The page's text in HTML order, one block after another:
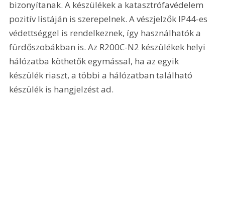
bizonyítanak. A készülékek a katasztrófavédelem
pozitív listáján is szerepelnek. A vészjelzők IP44-es
védettséggel is rendelkeznek, így használhatók a
fürdőszobákban is. Az R200C-N2 készülékek helyi
hálózatba köthetők egymással, ha az egyik
készülék riaszt, a többi a hálózatban található
készülék is hangjelzést ad.